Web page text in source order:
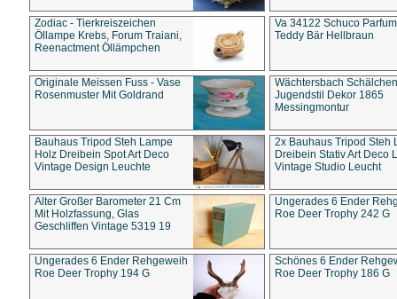
Zodiac - Tierkreiszeichen
Öllampe Krebs, Forum Traiani,
Reenactment Öllämpchen
Va 34122 Schuco
Teddy Bär Hellbraun
Originale Meissen Fuss - Vase
Rosenmuster Mit Goldrand
Wächtersbach Schälchen
Jugendstil Dekor 1865
Messingmontur
Bauhaus Tripod Steh Lampe
Holz Dreibein Spot Art Deco
Vintage Design Leuchte
2x Bauhaus Tripod Steh
Dreibein Stativ Art Deco
Vintage Studio Leucht
Alter Großer Barometer 21 Cm
Mit Holzfassung, Glas
Geschliffen Vintage 5319 19
Ungerades 6 Ender
Roe Deer Trophy 242 G
Ungerades 6 Ender Rehgeweih
Roe Deer Trophy 194 G
Schönes 6 Ender
Roe Deer Trophy 186 G